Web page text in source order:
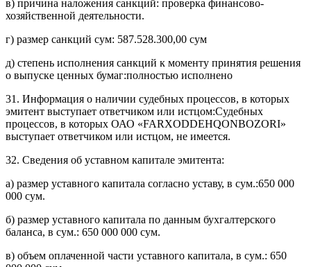
в) причина наложения санкций: проверка финансово-
хозяйственной деятельности.
г) размер санкций сум: 587.528.300,00 сум
д) степень исполнения санкций к моменту принятия решения
о выпуске ценных бумаг:полностью исполнено
31. Информация о наличии судебных процессов, в которых
эмитент выступает ответчиком или истцом:Судебных
процессов, в которых ОАО «FARXODDEHQONBOZORI»
выступает ответчиком или истцом, не имеется.
32. Сведения об уставном капитале эмитента:
а) размер уставного капитала согласно уставу, в сум.:650 000
000 сум.
б) размер уставного капитала по данным бухгалтерского
баланса, в сум.: 650 000 000 сум.
в) объем оплаченной части уставного капитала, в сум.: 650